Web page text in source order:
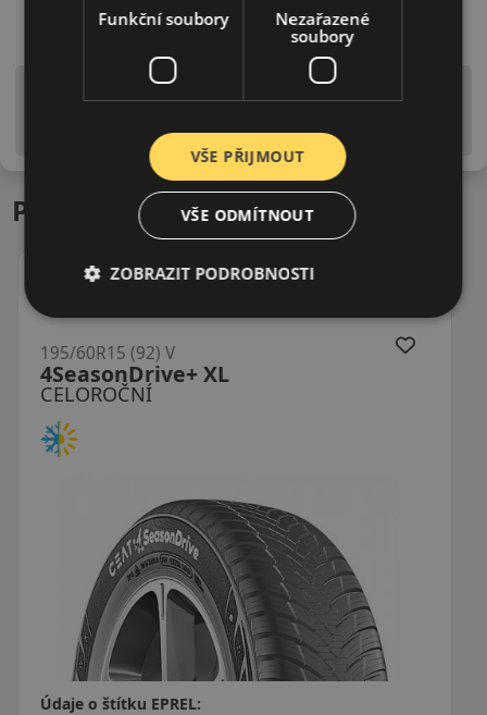
Upozornění! Hodnoty na štítku jsou pouze
is EU štítky ve smyslu dosud platné (předchozí) legislativy.
Podobné produkty
Ecofour XL
Údaje o štítku EPREL:
Funkční soubory
Nezařazené
soubory
VŠE PŘIJMOUT
VŠE ODMÍTNOUT
ZOBRAZIT PODROBNOSTI